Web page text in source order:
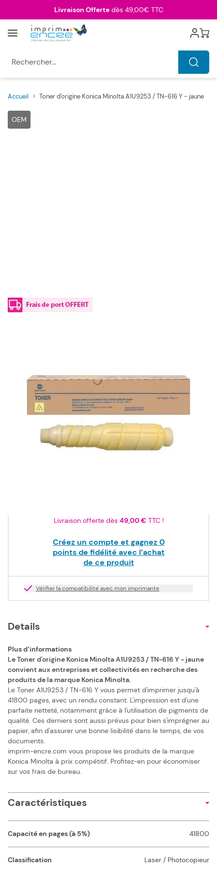
Livraison Offertedès 49,00€ TTC
Menu Cart
Accueil > Toner d'origine Konica Minolta A1U9253 / TN-616 Y - jaune
OEM
Main image
Click to view image in fullscreen
A1U9253
Référence fabricant : TN-616 Y
Capacité en pages (à 5%) : 41800
Livraison offerte dès 49,00 €TTC !
Créez un compte et gagnez 0
points de fidélité avec l’achat
de ce produit
Vérifier la compatibilité avec mon imprimante
Details
Plus d’informations
Le Toner d'origine Konica Minolta A1U9253 / TN-616 Y - jaune
convient aux entreprises et collectivités en recherche des
produits de la marque Konica Minolta.
Le Toner A1U9253 / TN-616 Y vous permet d'imprimer jusqu'à
41800 pages, avec un rendu constant. L'impression est d'une
parfaite netteté, notamment grâce à l'utilisation de pigments de
qualité. Ces derniers sont aussi prévus pour bien s'imprégner au
papier, afin d'assurer une bonne lisibilité dans le temps, de vos
documents.
imprim-encre.com vous propose les produits de la marque
Konica Minolta à prix compétitif. Profitez-en pour économiser
sur vos frais de bureau.
Caractéristiques
Capacité en pages (à 5%) 41800
Classification Laser / Photocopieur